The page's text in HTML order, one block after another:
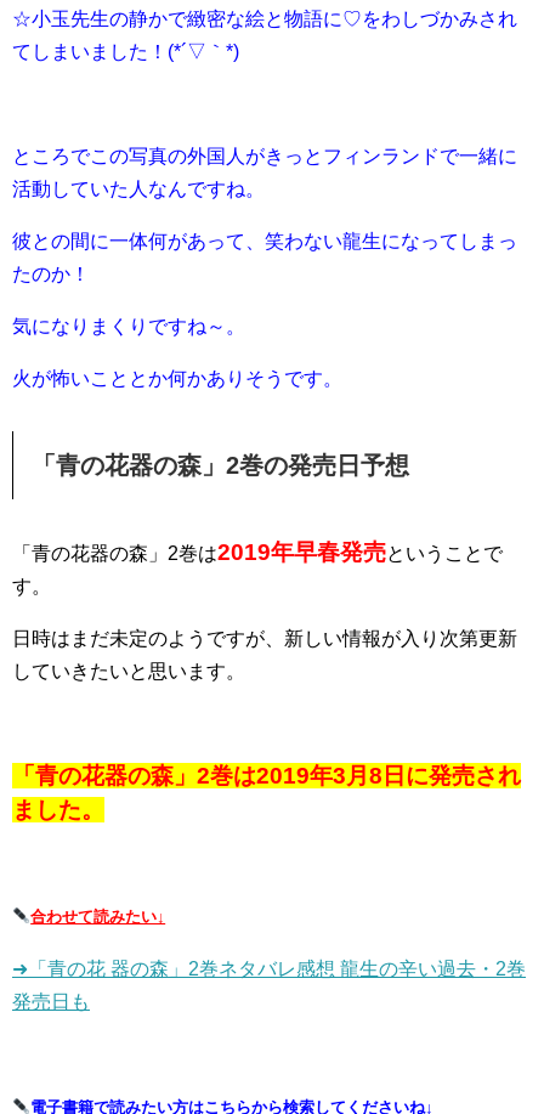
☆小玉先生の静かで緻密な絵と物語に♡をわしづかみされ
てしまいました！(*´▽｀*)
ところでこの写真の外国人がきっとフィンランドで一緒に
活動していた人なんですね。
彼との間に一体何があって、笑わない龍生になってしまっ
たのか！
気になりまくりですね～。
火が怖いこととか何かありそうです。
「青の花器の森」2巻の発売日予想
「青の花器の森」2巻は2019年早春発売ということで
す。
日時はまだ未定のようですが、新しい情報が入り次第更新
していきたいと思います。
「青の花器の森」2巻は2019年3月8日に発売され
ました。
合わせて読みたい↓
➜「青の花 器の森」2巻ネタバレ感想 龍生の辛い過去・2巻
発売日も
電子書籍で読みたい方はこちらから検索してくださいね↓